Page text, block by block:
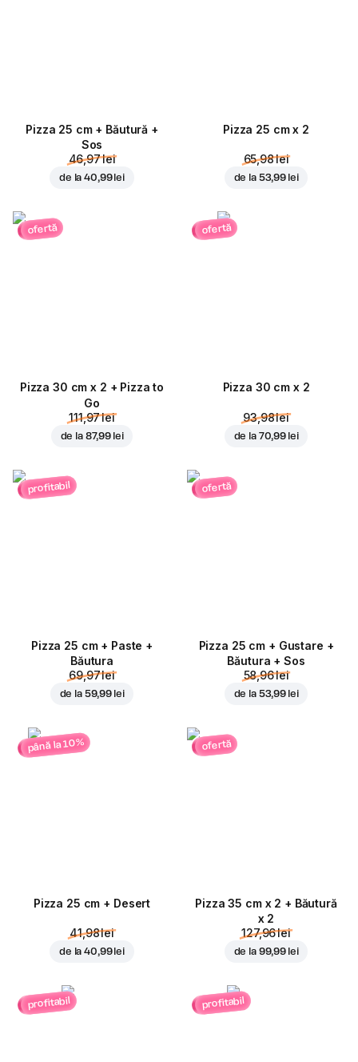
Pizza 25 cm + Băutură +
Sos
46,97 lei
de la40,99 lei
Pizza 25 cm x 2
65,98 lei
de la 53,99 lei
ofertă
Pizza 30 cm x 2 + Pizza to
Go
111,97 lei
de la 87,99 lei
ofertă
Pizza 30 cm x 2
93,98 lei
de la 70,99 lei
profitabil
Pizza 25 cm + Paste +
Băutura
69,97 lei
de la 59,99 lei
ofertă
Pizza 25 cm + Gustare +
Băutura + Sos
58,96 lei
de la 53,99 lei
până la 10%
Pizza 25 cm + Desert
41,98 lei
de la40,99 lei
ofertă
Pizza 35 cm x 2 + Băutură
x 2
127,96 lei
de la 99,99 lei
profitabil profitabil